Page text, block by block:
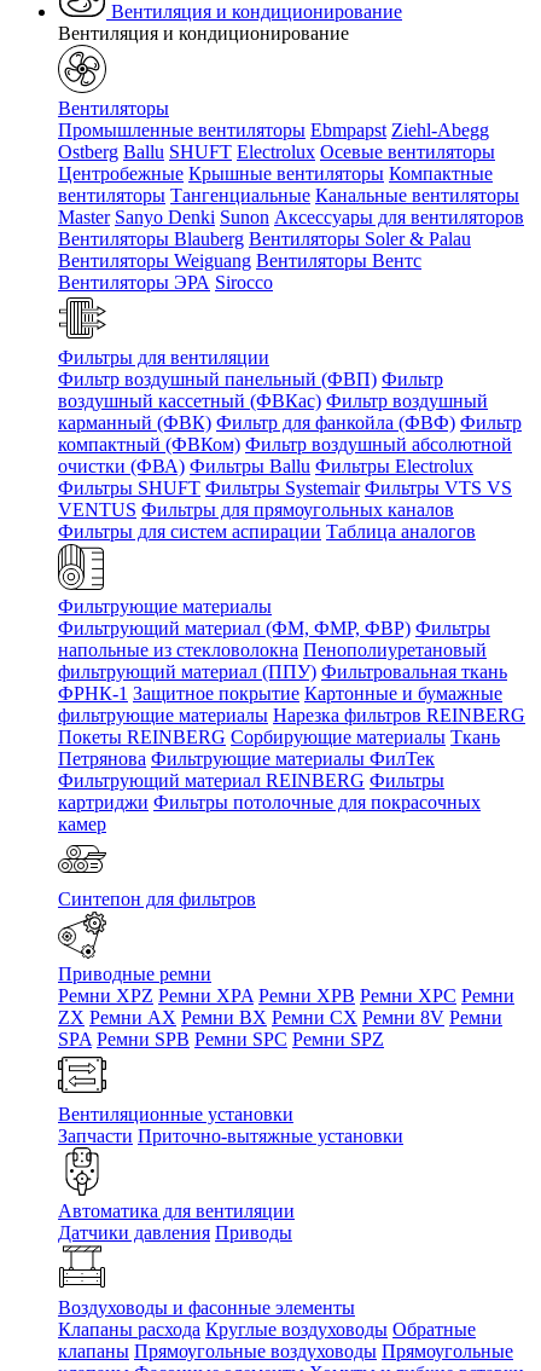
Вентиляция и кондиционирование
Вентиляция и кондиционирование
Вентиляторы
Промышленные вентиляторы Ebmpapst Ziehl-Abegg
Ostberg Ballu SHUFT Electrolux Осевые вентиляторы
Центробежные Крышные вентиляторы Компактные
вентиляторы Тангенциальные Канальные вентиляторы
Master Sanyo Denki Sunon Аксессуары для вентиляторов
Вентиляторы Blauberg Вентиляторы Soler & Palau
Вентиляторы Weiguang Вентиляторы Вентс
Вентиляторы ЭРА Sirocco
Фильтры для вентиляции
Фильтр воздушный панельный (ФВП) Фильтр
воздушный кассетный (ФВКас) Фильтр воздушный
карманный (ФВК) Фильтр для фанкойла (ФВФ) Фильтр
компактный (ФВКом) Фильтр воздушный абсолютной
очистки (ФВА) Фильтры Ballu Фильтры Electrolux
Фильтры SHUFT Фильтры Systemair Фильтры VTS VS
VENTUS Фильтры для прямоугольных каналов
Фильтры для систем аспирации Таблица аналогов
Фильтрующие материалы
Фильтрующий материал (ФМ, ФМР, ФВР) Фильтры
напольные из стекловолокна Пенополиуретановый
фильтрующий материал (ППУ) Фильтровальная ткань
ФРНК-1 Защитное покрытие Картонные и бумажные
фильтрующие материалы Нарезка фильтров REINBERG
Покеты REINBERG Сорбирующие материалы Ткань
Петрянова Фильтрующие материалы ФилТек
Фильтрующий материал REINBERG Фильтры
картриджи Фильтры потолочные для покрасочных
камер
Синтепон для фильтров
Приводные ремни
Ремни XPZ Ремни XPA Ремни XPB Ремни XPC Ремни
ZX Ремни AX Ремни BX Ремни CX Ремни 8V Ремни
SPA Ремни SPB Ремни SPC Ремни SPZ
Вентиляционные установки
Запчасти Приточно-вытяжные установки
Автоматика для вентиляции
Датчики давления Приводы
Воздуховоды и фасонные элементы
Клапаны расхода Круглые воздуховоды Обратные
клапаны Прямоугольные воздуховоды Прямоугольные